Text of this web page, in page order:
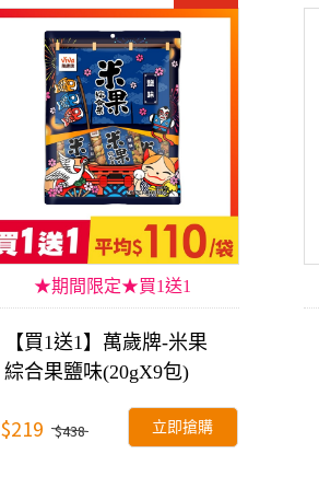
★期間限定★買1送1
【買1送1】萬歲牌-米果
綜合果鹽味(20gX9包)
$219 $438 立即搶購